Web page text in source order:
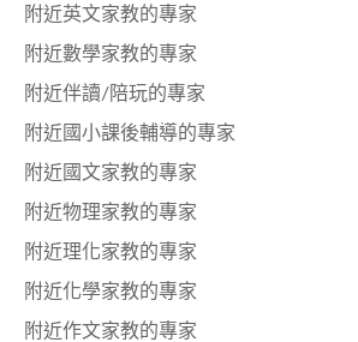
附近英文家教的專家
附近數學家教的專家
附近伴讀/陪玩的專家
附近國小課後輔導的專家
附近國文家教的專家
附近物理家教的專家
附近理化家教的專家
附近化學家教的專家
附近作文家教的專家